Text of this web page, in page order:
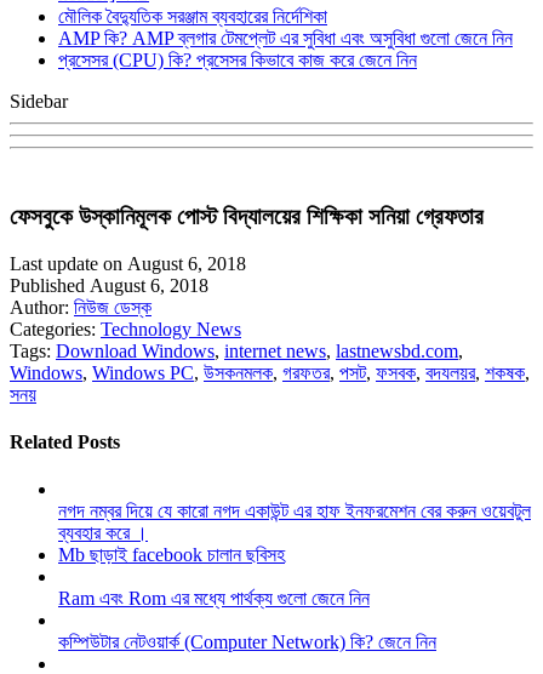
মৌলিক বৈদ্যুতিক সরঞ্জাম ব্যবহারের নির্দেশিকা
AMP কি? AMP ব্লগার টেমপ্লেট এর সুবিধা এবং অসুবিধা গুলো জেনে নিন
প্রসেসর (CPU) কি? প্রসেসর কিভাবে কাজ করে জেনে নিন
Sidebar
ফেসবুকে উস্কানিমূলক পোস্ট বিদ্যালয়ের শিক্ষিকা সনিয়া গ্রেফতার
Last update on August 6, 2018
Published August 6, 2018
Author: নিউজ ডেস্ক
Categories: Technology News
Tags: Download Windows, internet news, lastnewsbd.com,
Windows, Windows PC, উসকনমলক, গরফতর, পসট, ফসবক, বদযলয়র, শকষক,
সনয়
Related Posts
নগদ নম্বর দিয়ে যে কারো নগদ একাউন্ট এর হাফ ইনফরমেশন বের করুন ওয়েবটুল
ব্যবহার করে ।
Mb ছাড়াই facebook চালান ছবিসহ
Ram এবং Rom এর মধ্যে পার্থক্য গুলো জেনে নিন
কম্পিউটার নেটওয়ার্ক (Computer Network) কি? জেনে নিন